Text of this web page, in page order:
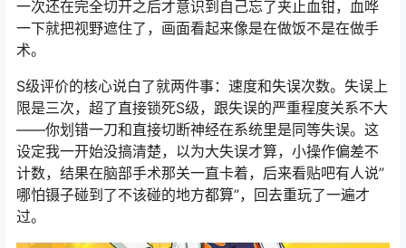
一次还在完全切开之后才意识到自己忘了夹止血钳，血哗
一下就把视野遮住了，画面看起来像是在做饭不是在做手
术。
S级评价的核心说白了就两件事：速度和失误次数。失误上
限是三次，超了直接锁死S级，跟失误的严重程度关系不大
——你划错一刀和直接切断神经在系统里是同等失误。这
设定我一开始没搞清楚，以为大失误才算，小操作偏差不
计数，结果在脑部手术那关一直卡着，后来看贴吧有人说”
哪怕镊子碰到了不该碰的地方都算”，回去重玩了一遍才
过。